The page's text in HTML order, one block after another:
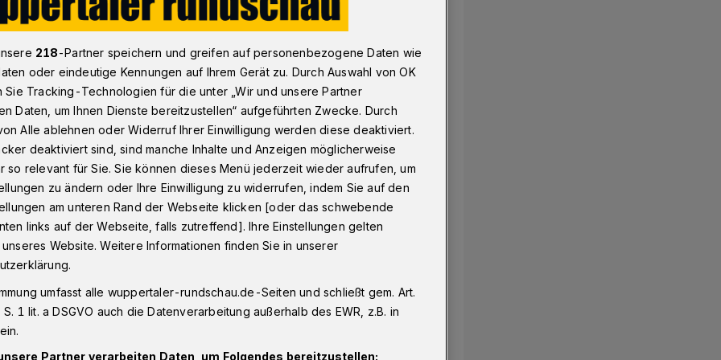
Reise
der 2. Handball-
Uhr) beim Vorletzten HSG Konstanz
218-Partner speichern und greifen auf personenbezogene Daten wie
oder eindeutige Kennungen auf Ihrem Gerät zu. Durch Auswahl von OK
Sie Tracking-Technologien für die unter „Wir und unsere Partner
Daten, um Ihnen Dienste bereitzustellen“ aufgeführten Zwecke. Durch
Alle ablehnen oder Widerruf Ihrer Einwilligung werden diese deaktiviert.
deaktiviert sind, sind manche Inhalte und Anzeigen möglicherweise
so relevant für Sie. Sie können dieses Menü jederzeit wieder aufrufen, um
zu ändern oder Ihre Einwilligung zu widerrufen, indem Sie auf den
am unteren Rand der Webseite klicken [oder das schwebende
links auf der Webseite, falls zutreffend]. Ihre Einstellungen gelten
Website. Weitere Informationen finden Sie in unserer
umfasst alle wuppertaler-rundschau.de-Seiten und schließt gem. Art.
1 lit. a DSGVO auch die Datenverarbeitung außerhalb des EWR, z.B. in
Partner verarbeiten Daten, um Folgendes bereitzustellen: